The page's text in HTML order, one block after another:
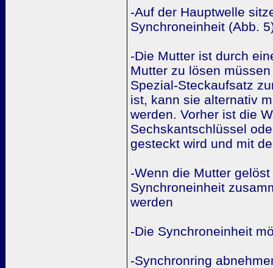
-Auf der Hauptwelle
Synchroneinheit (Abb.
-Die Mutter ist durch
Mutter zu lösen
Spezial-Steckaufsatz
ist, kann sie alternativ
werden. Vorher ist die
Sechskantschlüssel
gesteckt wird und mit
-Wenn die Mutter
Synchroneinheit
werden
-Die Synchroneinheit
-Synchronring